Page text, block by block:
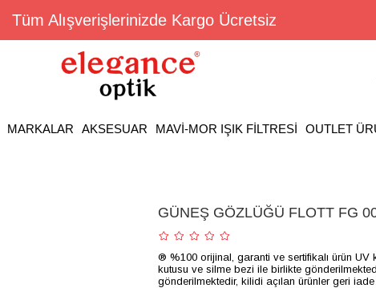
Tüm Alışverişlerinizde Kargo Ücretsiz
MARKALAR AKSESUAR MAVİ-MOR IŞIK FİLTRESİ OUTLET
GÜNEŞ GÖZLÜĞÜ FLOTT FG
® %100 orijinal, garanti ve sertifikalı ürün UV
kutusu ve silme bezi ile birlikte
gönderilmektedir, kilidi açılan ürünler geri iade